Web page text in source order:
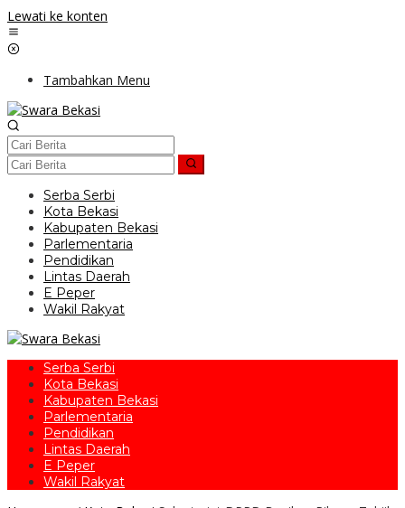
Lewati ke konten
Tambahkan Menu
Serba Serbi
Kota Bekasi
Kabupaten Bekasi
Parlementaria
Pendidikan
Lintas Daerah
E Peper
Wakil Rakyat
Serba Serbi
Kota Bekasi
Kabupaten Bekasi
Parlementaria
Pendidikan
Lintas Daerah
E Peper
Wakil Rakyat